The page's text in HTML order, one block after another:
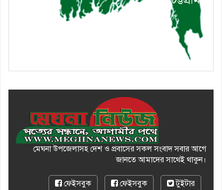
মেঘনা উপজেলাসহ দেশ ও প্রবাসের সকল সংবাদ সবার আগে
জানতে আমাদের সাথেই থাকুন।
ফেইসবুক ফেইসবুক টুইটার